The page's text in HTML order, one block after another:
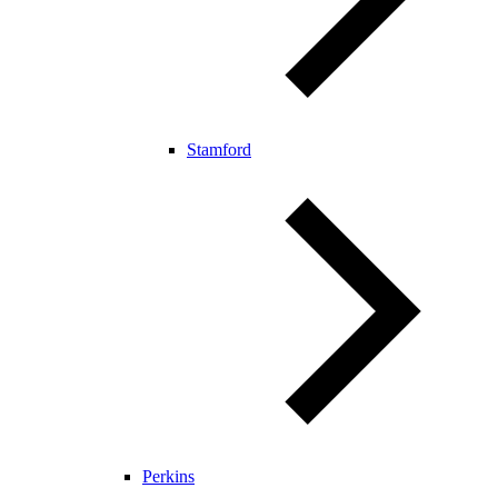
Stamford
Perkins